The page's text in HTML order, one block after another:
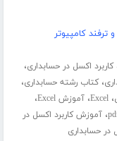
کامپیوتر
کاربرد اکسل در حسابداری،
،کتاب رشته حسابداری،
،Excel،آموزش Excel ،
،آموزش کاربرد اکسل در
در حسابداری